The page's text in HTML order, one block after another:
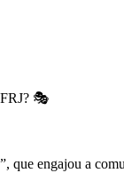
🎭
engajou a